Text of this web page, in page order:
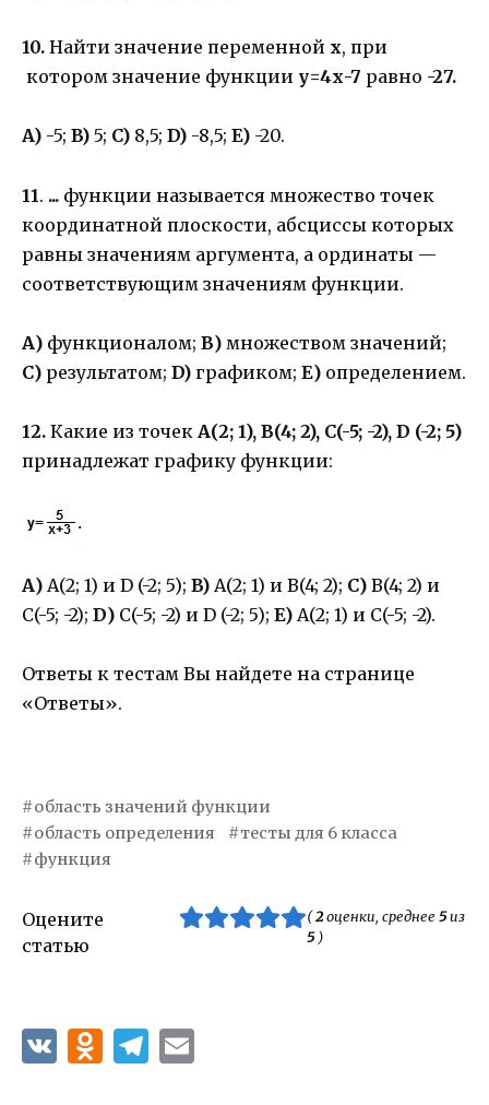
10. Найти значение переменной х, при
котором значение функции у=4х-7 равно -27.
A) -5; B) 5; C) 8,5; D) -8,5; E) -20.
11. ... функции называется множество точек
координатной плоскости, абсциссы которых
равны значениям аргумента, а ординаты —
соответствующим значениям функции.
А) функционалом; В) множеством значений;
С) результатом; D) графиком; Е) определением.
12. Какие из точек А(2; 1), В(4; 2), С(-5; -2), D (-2; 5)
принадлежат графику функции:
А) А(2; 1) и D (-2; 5); B) А(2; 1) и В(4; 2); C) В(4; 2) и
С(-5; -2); D) С(-5; -2) и D (-2; 5); E) А(2; 1) и С(-5; -2).
Ответы к тестам Вы найдете на странице
«Ответы».
область значений функции
область определения
тесты для 6 класса
функция
Оцените
статью
(2оценки, среднее 5из
5)